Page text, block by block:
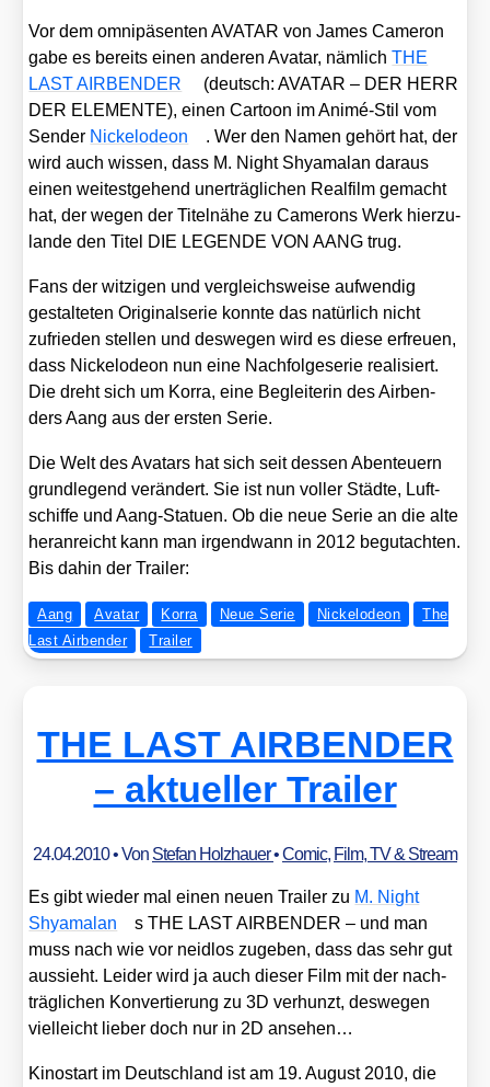
Vor dem omni­pä­sen­ten AVATAR von James Came­ron
gabe es bereits einen ande­ren Ava­tar, näm­lichTHE
LAST AIRBENDER
(deutsch: AVATAR – DER HERR
DER ELEMENTE), einen Car­toon im Ani­mé-Stil vom
Sen­der Nickel­ode­on
. Wer den Namen gehört hat, der
wird auch wis­sen, dass M. Night Shya­mal­an dar­aus
einen wei­test­ge­hend uner­träg­li­chen Real­film gemacht
hat, der wegen der Titel­nä­he zu Came­rons Werk hier­zu­
lan­de den Titel DIE LEGENDE VON AANG trug.
Fans der wit­zi­gen und ver­gleichs­wei­se auf­wen­dig
gestal­te­ten Ori­gi­nal­se­rie konn­te das natür­lich nicht
zufrie­den stel­len und des­we­gen wird es die­se erfreu­en,
dass Nickel­ode­on nun eine Nach­fol­ge­se­rie rea­li­siert.
Die dreht sich um Kor­ra, eine Beglei­te­rin des Air­ben­
ders Aang aus der ers­ten Serie.
Die Welt des Ava­tars hat sich seit des­sen Aben­teu­ern
grund­le­gend ver­än­dert. Sie ist nun vol­ler Städ­te, Luft­
schif­fe und Aang-Sta­tu­en. Ob die neue Serie an die alte
her­an­reicht kann man irgend­wann in 2012 begut­ach­ten.
Bis dahin der Trai­ler:
Aang Avatar Korra Neue Serie Nickelodeon
The
Last Airbender
Trailer
THE LAST AIRBENDER
– aktueller Trailer
24.04.2010• Von Stefan Holzhauer•Comic, Film, TV & Stream
Es gibt wie­der mal einen neu­en Trai­ler zu M. Night
Shya­mal­an
s THE LAST AIRBENDER – und man
muss nach wie vor neid­los zuge­ben, dass das sehr gut
aus­sieht. Lei­der wird ja auch die­ser Film mit der nach­
träg­li­chen Kon­ver­tie­rung zu 3D ver­hunzt, des­we­gen
viel­leicht lie­ber doch nur in 2D anse­hen…
Kino­start im Deutsch­land ist am 19. August 2010, die